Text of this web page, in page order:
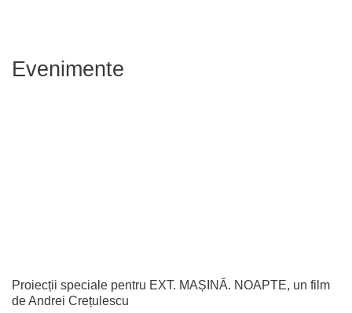
Evenimente
Proiecții speciale pentru EXT. MAȘINĂ. NOAPTE, un film
de Andrei Crețulescu